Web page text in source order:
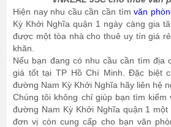
Hiện nay nhu cầu cần cần tìmvăn
Kỳ Khởi Nghĩa quận 1 ngày càng gia
được một tòa nhà cho thuê uy tín giá
khăn.
Nếu bạn đang có nhu cầu cần tìm địa
giá tốt tại TP Hồ Chí Minh. Đặc biệt
đường Nam Kỳ Khởi Nghĩa hãy liên hệ
Chúng tôi không chỉ giúp bạn tìm kiếm
đường Nam Kỳ Khởi Nghĩa quận 1 một
đơn vị còn cung cấp cho bạn văn